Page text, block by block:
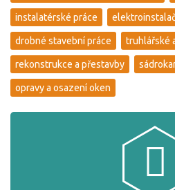
instalatérské práce
drobné stavební práce truhlářské
rekonstrukce a přestavby
opravy a osazení oken